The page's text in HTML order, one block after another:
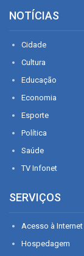
NOTÍCIAS
Cidade
Cultura
Educação
Economia
Esporte
Política
Saúde
TV Infonet
SERVIÇOS
Acesso à Internet
Hospedagem